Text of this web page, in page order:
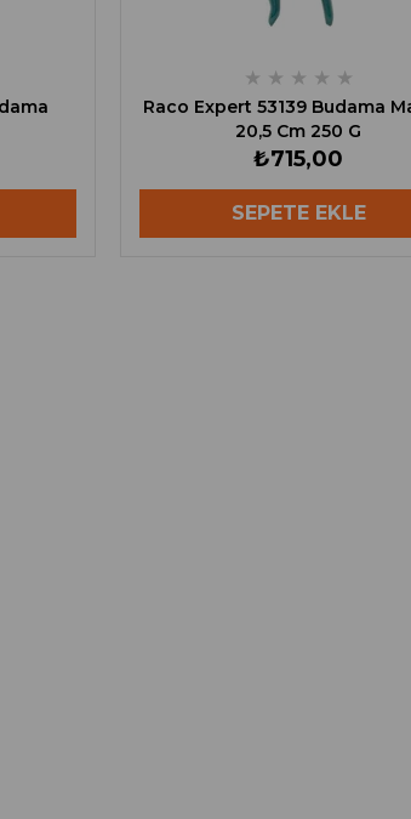
★ ★ ★ ★ ★
Raco Expert 53139 Budama
20,5 Cm 250 G
₺715,00
SEPETE EKLE